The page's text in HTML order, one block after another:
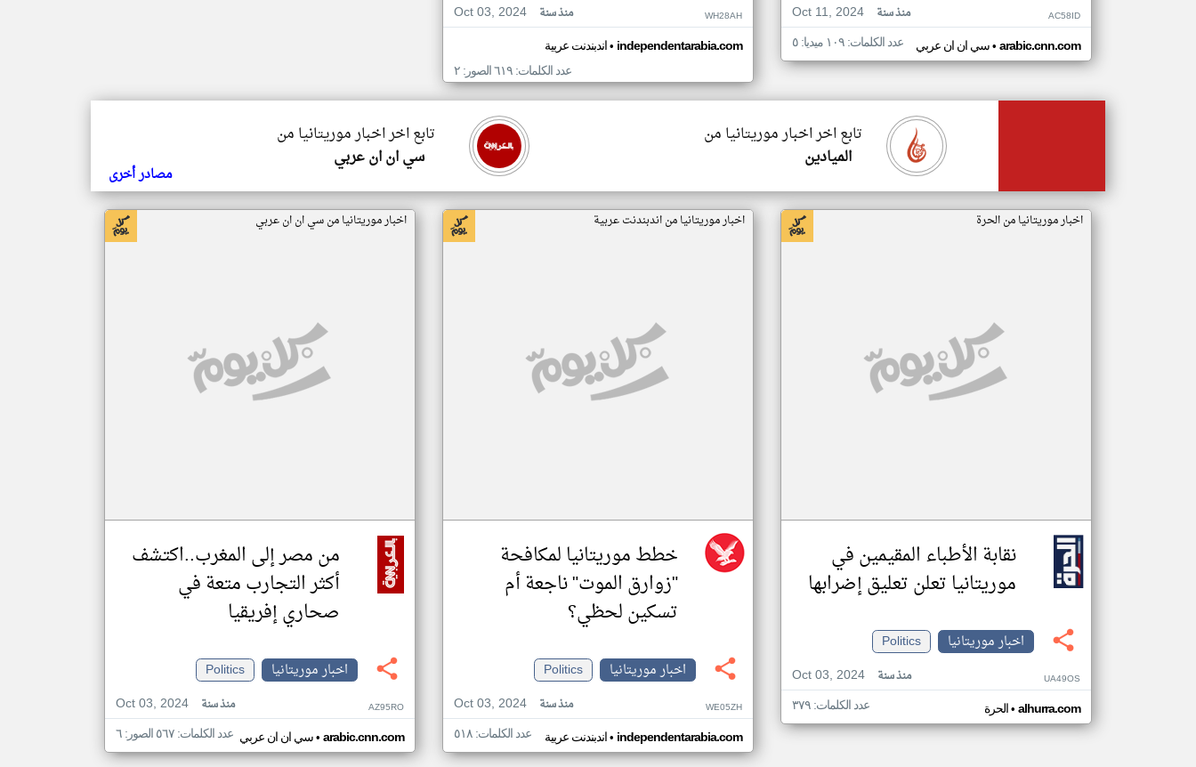
Oct 11, 2024
منذ سنة AC58ID
سي ان ان عربي• arabic.cnn.com عدد الكلمات: ١٠٩ ميديا: ٥
Oct 03, 2024
منذ سنة WH28AH
اندبندنت عربية• independentarabia.com
عدد الكلمات: ٦١٩ الصور: ٢
تابع اخر اخبار موريتانيا من
سي ان ان عربي
تابع اخر اخبار موريتانيا من
الميادين
مصادر أخرى
اخبار موريتانيا من الحرة
نقابة الأطباء المقيمين في
موريتانيا تعلن تعليق إضرابها
اخبار موريتانيا
Politics
Oct 03, 2024
منذ سنة UA49OS
الحرة• alhurra.com عدد الكلمات: ٣٧٩
اخبار موريتانيا من اندبندنت عربية
خطط موريتانيا لمكافحة
"زوارق الموت" ناجعة أم
تسكين لحظي؟
اخبار موريتانيا
Politics
Oct 03, 2024
منذ سنة WE05ZH
اندبندنت عربية• independentarabia.com عدد الكلمات: ٥١٨
اخبار موريتانيا من سي ان ان عربي
من مصر إلى المغرب..اكتشف
أكثر التجارب متعة في
صحاري إفريقيا
اخبار موريتانيا
Politics
Oct 03, 2024
منذ سنة AZ95RO
سي ان ان عربي• arabic.cnn.com عدد الكلمات: ٥٦٧ الصور: ٦